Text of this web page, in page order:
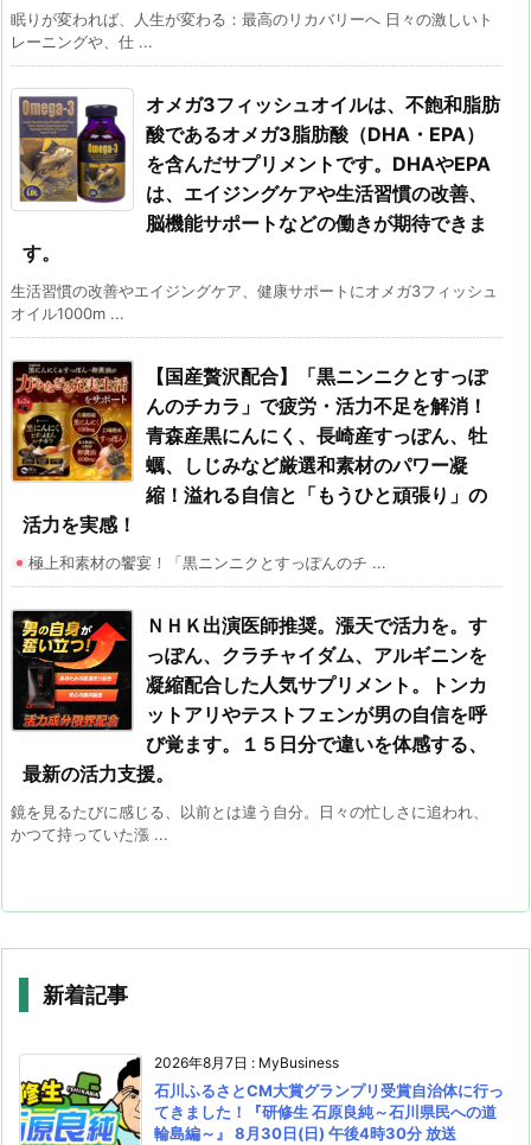
眠りが変われば、人生が変わる：最高のリカバリーへ 日々の激しいト
レーニングや、仕 ...
オメガ3フィッシュオイルは、不飽和脂肪
酸であるオメガ3脂肪酸（DHA・EPA）
を含んだサプリメントです。DHAやEPA
は、エイジングケアや生活習慣の改善、
脳機能サポートなどの働きが期待できま
す。
生活習慣の改善やエイジングケア、健康サポートにオメガ3フィッシュ
オイル1000m ...
【国産贅沢配合】「黒ニンニクとすっぽ
んのチカラ」で疲労・活力不足を解消！
青森産黒にんにく、長崎産すっぽん、牡
蠣、しじみなど厳選和素材のパワー凝
縮！溢れる自信と「もうひと頑張り」の
活力を実感！
極上和素材の饗宴！「黒ニンニクとすっぽんのチ ...
ＮＨＫ出演医師推奨。漲天で活力を。す
っぽん、クラチャイダム、アルギニンを
凝縮配合した人気サプリメント。トンカ
ットアリやテストフェンが男の自信を呼
び覚ます。１５日分で違いを体感する、
最新の活力支援。
鏡を見るたびに感じる、以前とは違う自分。日々の忙しさに追われ、
かつて持っていた漲 ...
新着記事
2026年8月7日 : MyBusiness
石川ふるさとCM大賞グランプリ受賞自治体に行っ
てきました！『研修生 石原良純～石川県民への道
輪島編～』 8月30日(日) 午後4時30分 放送